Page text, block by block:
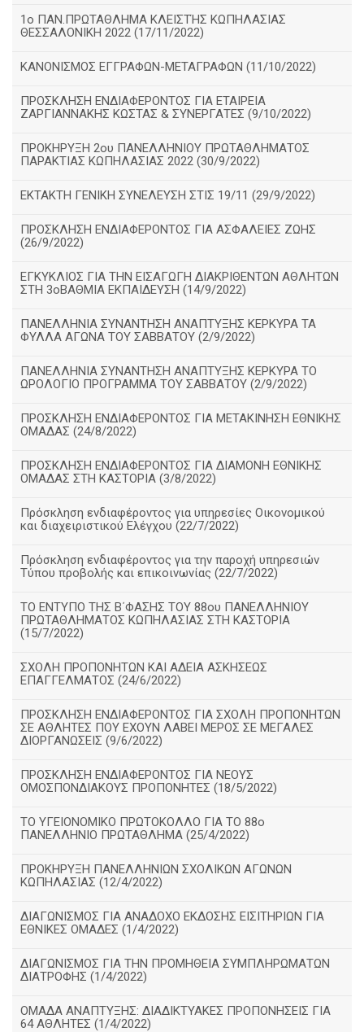
1ο ΠΑΝ.ΠΡΩΤΑΘΛΗΜΑ ΚΛΕΙΣΤΉΣ ΚΩΠΗΛΑΣΙΑΣ
ΘΕΣΣΑΛΟΝΙΚΗ 2022 (17/11/2022)
ΚΑΝΟΝΙΣΜΟΣ ΕΓΓΡΑΦΩΝ-ΜΕΤΑΓΡΑΦΩΝ (11/10/2022)
ΠΡΟΣΚΛΗΣΗ ΕΝΔΙΑΦΕΡΟΝΤΟΣ ΓΙΑ ΕΤΑΙΡΕΙΑ
ΖΑΡΓΙΑΝΝΑΚΗΣ ΚΩΣΤΑΣ & ΣΥΝΕΡΓΑΤΕΣ (9/10/2022)
ΠΡΟΚΗΡΥΞΗ 2ου ΠΑΝΕΛΛΗΝΙΟΥ ΠΡΩΤΑΘΛΗΜΑΤΟΣ
ΠΑΡΑΚΤΙΑΣ ΚΩΠΗΛΑΣΙΑΣ 2022 (30/9/2022)
ΕΚΤΑΚΤΗ ΓΕΝΙΚΗ ΣΥΝΕΛΕΥΣΗ ΣΤΙΣ 19/11 (29/9/2022)
ΠΡΟΣΚΛΗΣΗ ΕΝΔΙΑΦΕΡΟΝΤΟΣ ΓΙΑ ΑΣΦΑΛΕΙΕΣ ΖΩΗΣ
(26/9/2022)
ΕΓΚΥΚΛΙΟΣ ΓΙΑ ΤΗΝ ΕΙΣΑΓΩΓΗ ΔΙΑΚΡΙΘΕΝΤΩΝ ΑΘΛΗΤΩΝ
ΣΤΗ 3οΒΑΘΜΙΑ ΕΚΠΑΙΔΕΥΣΗ (14/9/2022)
ΠΑΝΕΛΛΗΝΙΑ ΣΥΝΑΝΤΗΣΗ ΑΝΑΠΤΥΞΗΣ ΚΕΡΚΥΡΑ ΤΑ
ΦΥΛΛΑ ΑΓΩΝΑ ΤΟΥ ΣΑΒΒΑΤΟΥ (2/9/2022)
ΠΑΝΕΛΛΗΝΙΑ ΣΥΝΑΝΤΗΣΗ ΑΝΑΠΤΥΞΗΣ ΚΕΡΚΥΡΑ ΤΟ
ΩΡΟΛΟΓΙΟ ΠΡΟΓΡΑΜΜΑ ΤΟΥ ΣΑΒΒΑΤΟΥ (2/9/2022)
ΠΡΟΣΚΛΗΣΗ ΕΝΔΙΑΦΕΡΟΝΤΟΣ ΓΙΑ ΜΕΤΑΚΙΝΗΣΗ ΕΘΝΙΚΗΣ
ΟΜΑΔΑΣ (24/8/2022)
ΠΡΟΣΚΛΗΣΗ ΕΝΔΙΑΦΕΡΟΝΤΟΣ ΓΙΑ ΔΙΑΜΟΝΗ ΕΘΝΙΚΗΣ
ΟΜΑΔΑΣ ΣΤΗ ΚΑΣΤΟΡΙΑ (3/8/2022)
Πρόσκληση ενδιαφέροντος για υπηρεσίες Οικονομικού
και διαχειριστικού Ελέγχου (22/7/2022)
Πρόσκληση ενδιαφέροντος για την παροχή υπηρεσιών
Τύπου προβολής και επικοινωνίας (22/7/2022)
ΤΟ ΕΝΤΥΠΟ ΤΗΣ Β΄ΦΑΣΗΣ ΤΟΥ 88ου ΠΑΝΕΛΛΗΝΙΟΥ
ΠΡΩΤΑΘΛΗΜΑΤΟΣ ΚΩΠΗΛΑΣΙΑΣ ΣΤΗ ΚΑΣΤΟΡΙΑ
(15/7/2022)
ΣΧΟΛΗ ΠΡΟΠΟΝΗΤΩΝ ΚΑΙ ΑΔΕΙΑ ΑΣΚΗΣΕΩΣ
ΕΠΑΓΓΕΛΜΑΤΟΣ (24/6/2022)
ΠΡΟΣΚΛΗΣΗ ΕΝΔΙΑΦΕΡΟΝΤΟΣ ΓΙΑ ΣΧΟΛΗ ΠΡΟΠΟΝΗΤΩΝ
ΣΕ ΑΘΛΗΤΕΣ ΠΟΥ ΕΧΟΥΝ ΛΑΒΕΙ ΜΕΡΟΣ ΣΕ ΜΕΓΑΛΕΣ
ΔΙΟΡΓΑΝΩΣΕΙΣ (9/6/2022)
ΠΡΟΣΚΛΗΣΗ ΕΝΔΙΑΦΕΡΟΝΤΟΣ ΓΙΑ ΝΕΟΥΣ
ΟΜΟΣΠΟΝΔΙΑΚΟΥΣ ΠΡΟΠΟΝΗΤΕΣ (18/5/2022)
ΤΟ ΥΓΕΙΟΝΟΜΙΚΟ ΠΡΩΤΟΚΟΛΛΟ ΓΙΑ ΤΟ 88ο
ΠΑΝΕΛΛΗΝΙΟ ΠΡΩΤΑΘΛΗΜΑ (25/4/2022)
ΠΡΟΚΗΡΥΞΗ ΠΑΝΕΛΛΗΝΙΩΝ ΣΧΟΛΙΚΩΝ ΑΓΩΝΩΝ
ΚΩΠΗΛΑΣΙΑΣ (12/4/2022)
ΔΙΑΓΩΝΙΣΜΟΣ ΓΙΑ ΑΝΑΔΟΧΟ ΕΚΔΟΣΗΣ ΕΙΣΙΤΗΡΙΩΝ ΓΙΑ
ΕΘΝΙΚΕΣ ΟΜΑΔΕΣ (1/4/2022)
ΔΙΑΓΩΝΙΣΜΟΣ ΓΙΑ ΤΗΝ ΠΡΟΜΗΘΕΙΑ ΣΥΜΠΛΗΡΩΜΑΤΩΝ
ΔΙΑΤΡΟΦΗΣ (1/4/2022)
ΟΜΑΔΑ ΑΝΑΠΤΥΞΗΣ: ΔΙΑΔΙΚΤΥΑΚΕΣ ΠΡΟΠΟΝΗΣΕΙΣ ΓΙΑ
64 ΑΘΛΗΤΕΣ (1/4/2022)